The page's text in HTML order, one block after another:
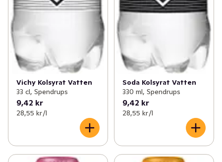
Vichy Kolsyrat Vatten
33 cl, Spendrups
9,42 kr
28,55 kr /l
Soda Kolsyrat Vatten
330 ml, Spendrups
9,42 kr
28,55 kr /l